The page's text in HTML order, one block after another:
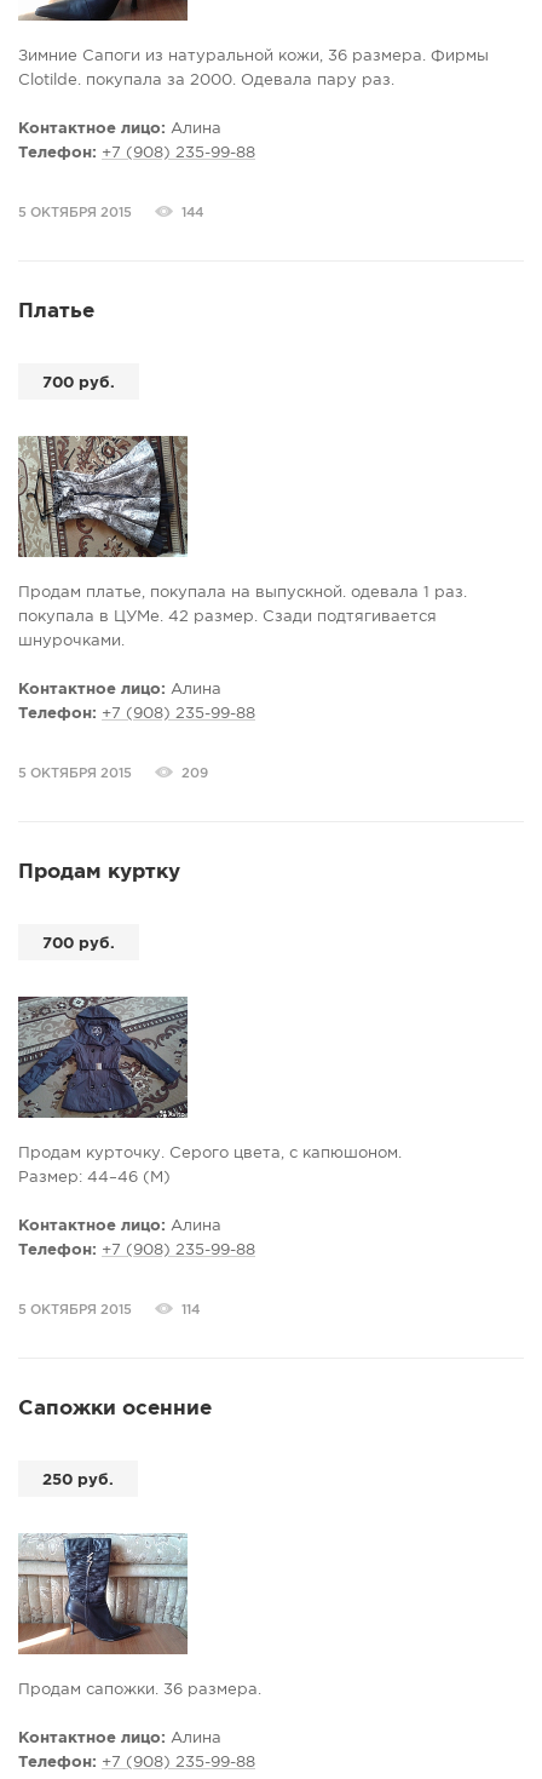
Зимние Сапоги из натуральной кожи, 36 размера. Фирмы
Clotilde. покупала за 2000. Одевала пару раз.
Контактное лицо: Алина
Телефон: +7 (908) 235-99-88
5 ОКТЯБРЯ 2015 144
Платье
700 руб.
Продам платье, покупала на выпускной. одевала 1 раз.
покупала в ЦУМе. 42 размер. Сзади подтягивается
шнурочками.
Контактное лицо: Алина
Телефон: +7 (908) 235-99-88
5 ОКТЯБРЯ 2015 209
Продам куртку
700 руб.
Продам курточку. Серого цвета, с капюшоном.
Размер: 44–46 (M)
Контактное лицо: Алина
Телефон: +7 (908) 235-99-88
5 ОКТЯБРЯ 2015 114
Сапожки осенние
250 руб.
Продам сапожки. 36 размера.
Контактное лицо: Алина
Телефон: +7 (908) 235-99-88